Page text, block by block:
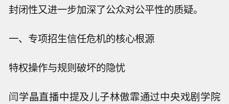
封闭性又进一步加深了公众对公平性的质疑。
一、专项招生信任危机的核心根源
特权操作与规则破坏的隐忧
闫学晶直播中提及儿子林傲霏通过中央戏剧学院